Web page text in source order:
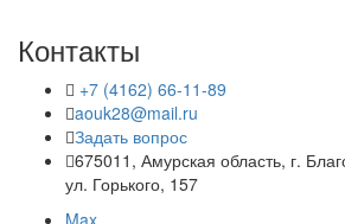
Контакты
+7 (4162) 66-11-89
aouk28@mail.ru
Задать вопрос
675011, Амурская область, г.
ул. Горького, 157
Max